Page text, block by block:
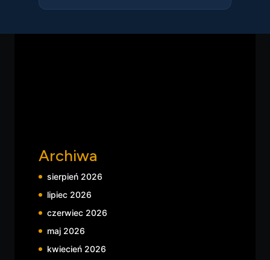
Archiwa
sierpień 2026
lipiec 2026
czerwiec 2026
maj 2026
kwiecień 2026